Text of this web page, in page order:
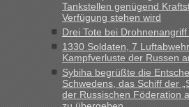
Tankstellen genügend
Verfügung stehen wird
Drei Tote bei
1330 Soldaten, 7
Kampfverluste der Russen
Sybiha begrüßte die
Schwedens, das Schiff der
der Russischen Föderation